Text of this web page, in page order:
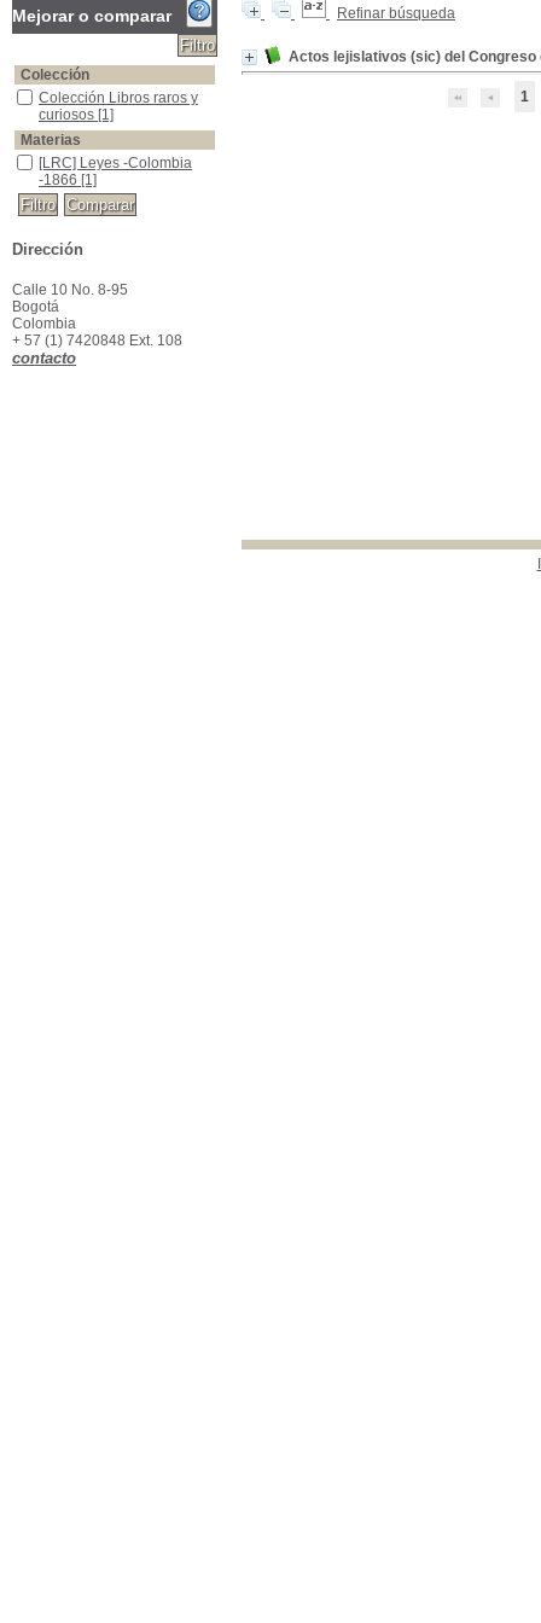
Refinar búsqueda
Actos lejislativos (sic) del Congreso
1
Mejorar o comparar
Colección
Colección Libros raros y curiosos
Colección Libros raros y
curiosos [1]
Materias
[LRC] Leyes -Colombia -1866
[LRC] Leyes -Colombia
-1866 [1]
Dirección
Calle 10 No. 8-95
Bogotá
Colombia
+ 57 (1) 7420848 Ext. 108
contacto